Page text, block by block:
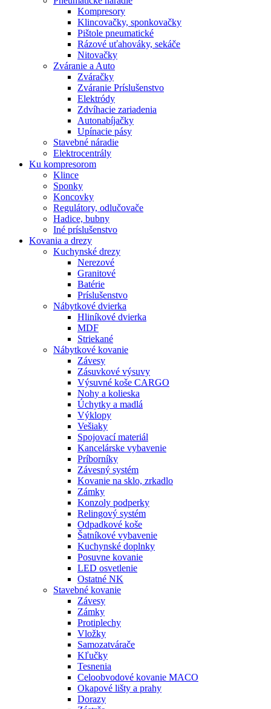
Kompresory
Klincovačky, sponkovačky
Pištole pneumatické
Rázové uťahováky, sekáče
Nitovačky
Zváranie a Auto
Zváračky
Zváranie Príslušenstvo
Elektródy
Zdvíhacie zariadenia
Autonabíjačky
Upínacie pásy
Stavebné náradie
Elektrocentrály
Ku kompresorom
Klince
Sponky
Koncovky
Regulátory, odlučovače
Hadice, bubny
Iné príslušenstvo
Kovania a drezy
Kuchynské drezy
Nerezové
Granitové
Batérie
Príslušenstvo
Nábytkové dvierka
Hliníkové dvierka
MDF
Striekané
Nábytkové kovanie
Závesy
Zásuvkové výsuvy
Výsuvné koše CARGO
Nohy a kolieska
Úchytky a madlá
Výklopy
Vešiaky
Spojovací materiál
Kancelárske vybavenie
Príborníky
Závesný systém
Kovanie na sklo, zrkadlo
Zámky
Konzoly podperky
Relingový systém
Odpadkové koše
Šatníkové vybavenie
Kuchynské doplnky
Posuvne kovanie
LED osvetlenie
Ostatné NK
Stavebné kovanie
Závesy
Zámky
Protiplechy
Vložky
Samozatvárače
Kľučky
Tesnenia
Celoobvodové kovanie MACO
Okapové lišty a prahy
Dorazy